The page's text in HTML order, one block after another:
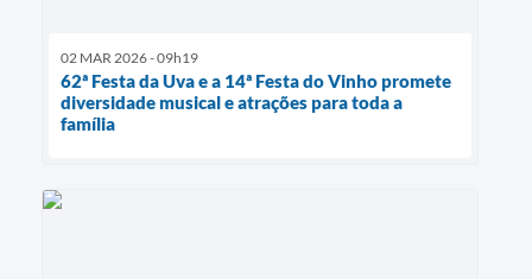
02 MAR 2026 - 09h19
62ª Festa da Uva e a 14ª Festa do Vinho promete
diversidade musical e atrações para toda a
família